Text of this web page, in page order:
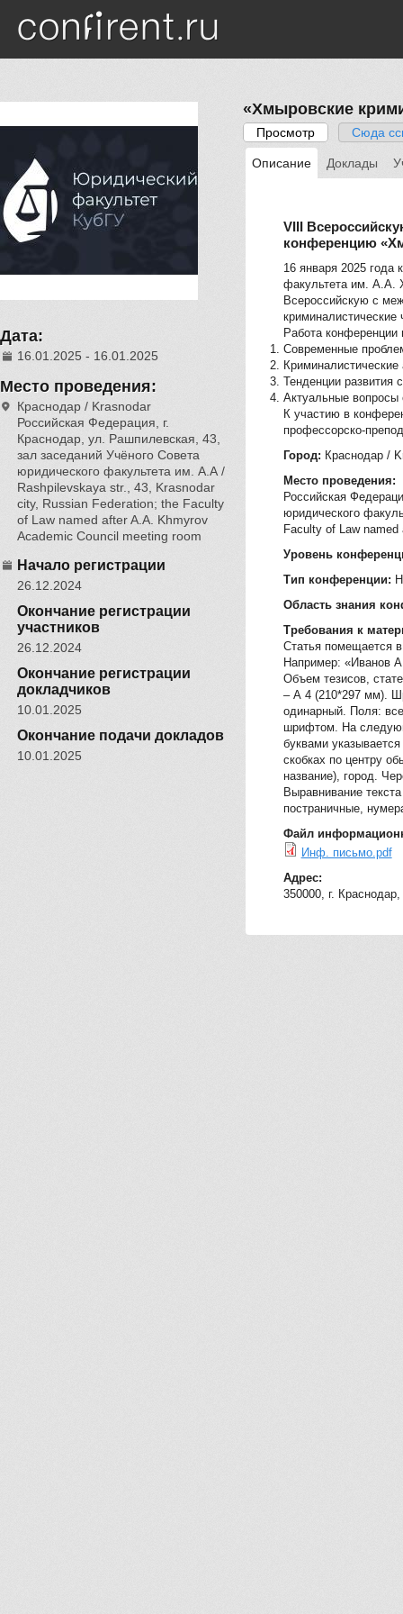
Перейти к основному содержанию
«Хмыровские
Главные вкладки
Просмотр (активная
Сюда
Описание Доклады
VIII
конференцию
16 января 2025 года
факультета им. А.А.
Всероссийскую с
криминалистические
Работа
Современные
Тенденции развития
Актуальные вопросы
К участию в
профессорско-
Город: Краснодар /
Место проведения:
Российская
юридического
Faculty of Law
Уровень
Тип конференции:
Область знания
Требования к
Статья помещается
Например: «Иванов
Объем тезисов,
– А 4 (210*297 мм).
одинарный. Поля:
шрифтом. На
буквами
скобках по центру
название), город.
Выравнивание
постраничные,
Файл
Инф. письмо.pdf
Адрес:
350000, г.
Дата:
16.01.2025 - 16.01.2025
Место проведения:
Краснодар / Krasnodar
Российская Федерация, г.
Краснодар, ул. Рашпилевская, 43,
зал заседаний Учёного Совета
юридического факультета им. А.А /
Rashpilevskaya str., 43, Krasnodar
city, Russian Federation; the Faculty
of Law named after A.A. Khmyrov
Academic Council meeting room
Начало регистрации
26.12.2024
Окончание регистрации
участников
26.12.2024
Окончание регистрации
докладчиков
10.01.2025
Окончание подачи докладов
10.01.2025